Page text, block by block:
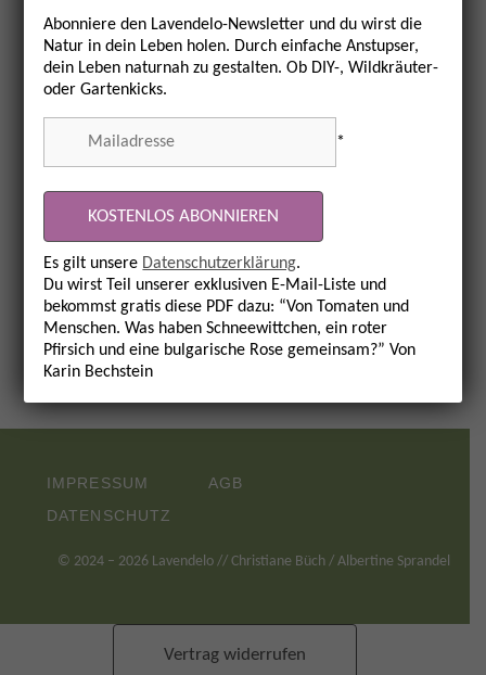
Alle Termine
Keine Termine
IMPRESSUM
AGB
DATENSCHUTZ
© 2024 – 2026 Lavendelo // Christiane Büch / Albertine Sprandel
Vertrag widerrufen
Abonniere den Lavendelo-Newsletter und du wirst die
Natur in dein Leben holen. Durch einfache Anstupser,
dein Leben naturnah zu gestalten. Ob DIY-, Wildkräuter-
oder Gartenkicks.
*
Es gilt unsere Datenschutzerklärung.
Du wirst Teil unserer exklusiven E-Mail-Liste und
bekommst gratis diese PDF dazu: “Von Tomaten und
Menschen. Was haben Schneewittchen, ein roter
Pfirsich und eine bulgarische Rose gemeinsam?” Von
Karin Bechstein